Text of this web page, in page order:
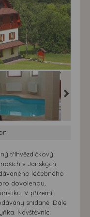
Martin
tříhvězdičkový
v Janských
léčebného
dovolenou,
V přízemí
snídaně. Dále
Návštěvníci